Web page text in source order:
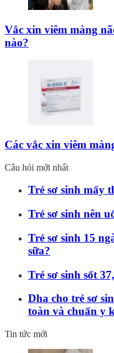
Vắc xin viêm màng
nào?
Các vắc xin viêm
Câu hỏi mới nhất
Trẻ sơ sinh mấy
Trẻ sơ sinh nên
Trẻ sơ sinh 15
sữa?
Trẻ sơ sinh sốt
Dha cho trẻ sơ
toàn và chuẩn y
Tin tức mới